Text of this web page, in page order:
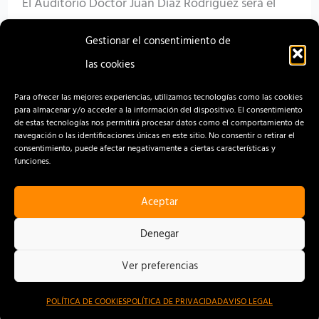
Gestionar el consentimiento de
las cookies
Para ofrecer las mejores experiencias, utilizamos tecnologías como las cookies
para almacenar y/o acceder a la información del dispositivo. El consentimiento
de estas tecnologías nos permitirá procesar datos como el comportamiento de
navegación o las identificaciones únicas en este sitio. No consentir o retirar el
consentimiento, puede afectar negativamente a ciertas características y
funciones.
Aceptar
Denegar
Ver preferencias
POLÍTICA DE COOKIESPOLÍTICA DE PRIVACIDADAVISO LEGAL
norte de Gran Canaria hasta el viernes.
Read More »
CONTACTO
AVISO LEGAL
POLÍTICA DE COOKIES